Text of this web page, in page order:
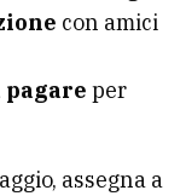
con amici
per
assegna a